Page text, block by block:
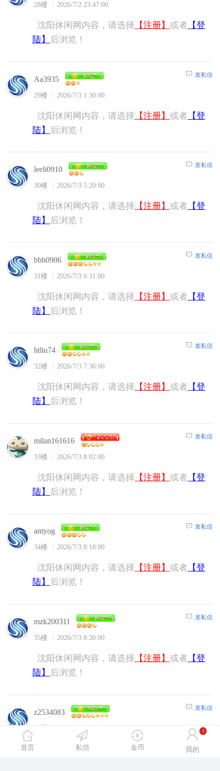
28楼 2026/7/2 23:47:00
沈阳休闲网内容，请选择 【注册】 或者 【登
陆】
后浏览！
Aa3935
29楼 2026/7/3 1:30:00
发私信
沈阳休闲网内容，请选择 【注册】 或者 【登
陆】
后浏览！
leeli0910
30楼 2026/7/3 5:20:00
发私信
沈阳休闲网内容，请选择 【注册】 或者 【登
陆】
后浏览！
bbh0906
31楼 2026/7/3 6:31:00
发私信
沈阳休闲网内容，请选择 【注册】 或者 【登
陆】
后浏览！
htliu74
32楼 2026/7/3 7:36:00
发私信
沈阳休闲网内容，请选择 【注册】 或者 【登
陆】
后浏览！
milan161616
33楼 2026/7/3 8:02:00
发私信
沈阳休闲网内容，请选择 【注册】 或者 【登
陆】
后浏览！
antyog
34楼 2026/7/3 8:18:00
发私信
沈阳休闲网内容，请选择 【注册】 或者 【登
陆】
后浏览！
mzk200311
35楼 2026/7/3 8:30:00
发私信
沈阳休闲网内容，请选择 【注册】 或者 【登
陆】
后浏览！
z2534083
36楼 2026/7/3 8:34:00
发私信
沈阳休闲网内容，请选择【注册】 或者【登
首页 私信 金币 我的
1